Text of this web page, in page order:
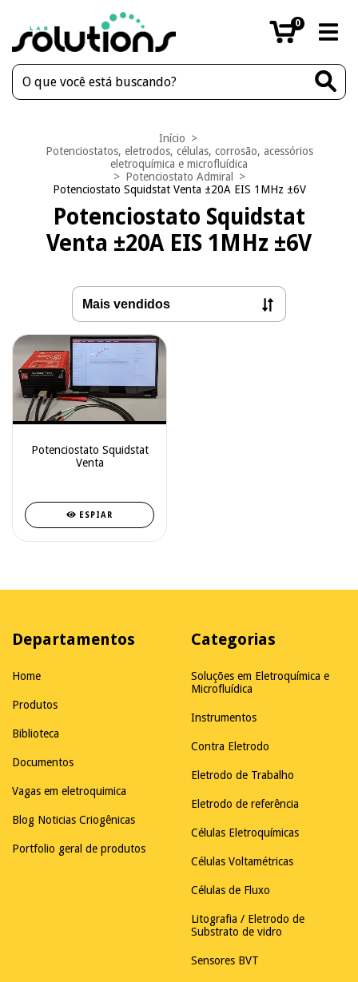
0
Início >
Potenciostatos, eletrodos, células, corrosão, acessórios
eletroquímica e microfluídica
> Potenciostato Admiral
>
Potenciostato Squidstat Venta ±20A EIS 1MHz ±6V
Potenciostato Squidstat
Venta ±20A EIS 1MHz ±6V
Potenciostato Squidstat
Venta
ESPIAR
Departamentos
Home
Produtos
Biblioteca
Documentos
Vagas em eletroquimica
Blog Noticias Criogênicas
Portfolio geral de produtos
Categorias
Soluções em Eletroquímica e
Microfluídica
Instrumentos
Contra Eletrodo
Eletrodo de Trabalho
Eletrodo de referência
Células Eletroquímicas
Células Voltamétricas
Células de Fluxo
Litografia / Eletrodo de
Substrato de vidro
Sensores BVT